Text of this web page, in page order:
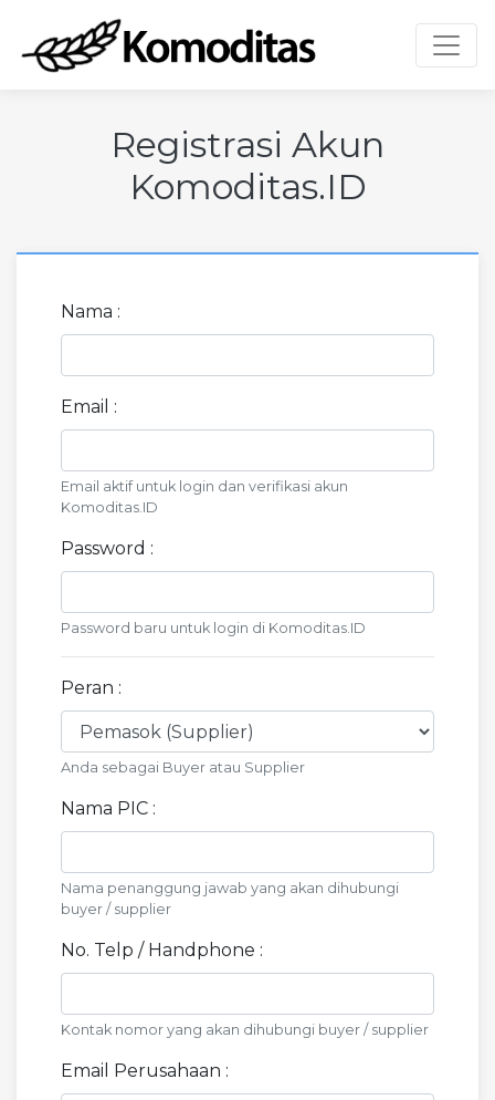
Registrasi Akun
Komoditas.ID
Nama :
Email :
Email aktif untuk login dan verifikasi akun
Komoditas.ID
Password :
Password baru untuk login di Komoditas.ID
Peran :
Anda sebagai Buyer atau Supplier
Nama PIC :
Nama penanggung jawab yang akan dihubungi
buyer / supplier
No. Telp / Handphone :
Kontak nomor yang akan dihubungi buyer / supplier
Email Perusahaan :